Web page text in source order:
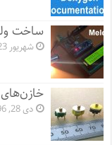
ساخت
شهریور 23, 1397
خازن‌های
دی 28, 1396